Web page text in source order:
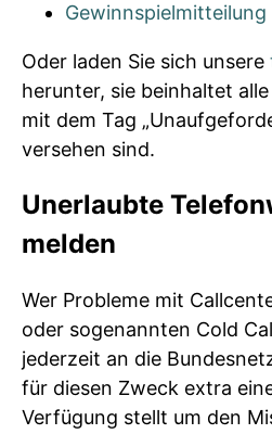
Gewinnspielmitteilung
Oder laden Sie sich unsere
herunter, sie beinhaltet
mit dem Tag
versehen sind.
Unerlaubte
melden
Wer Probleme mit
oder sogenannten Cold
jederzeit an die
für diesen Zweck extra
Verfügung stellt um den